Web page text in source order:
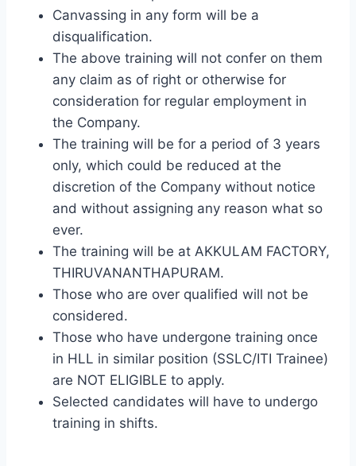
Canvassing in any form will be a
disqualification.
The above training will not confer on them
any claim as of right or otherwise for
consideration for regular employment in
the Company.
The training will be for a period of 3 years
only, which could be reduced at the
discretion of the Company without notice
and without assigning any reason what so
ever.
The training will be at AKKULAM FACTORY,
THIRUVANANTHAPURAM.
Those who are over qualified will not be
considered.
Those who have undergone training once
in HLL in similar position (SSLC/ITI Trainee)
are NOT ELIGIBLE to apply.
Selected candidates will have to undergo
training in shifts.